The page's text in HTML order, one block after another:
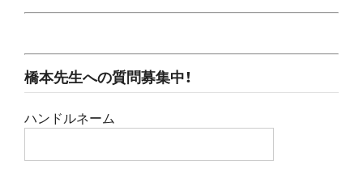
橋本先生への質問募集中！
ハンドルネーム